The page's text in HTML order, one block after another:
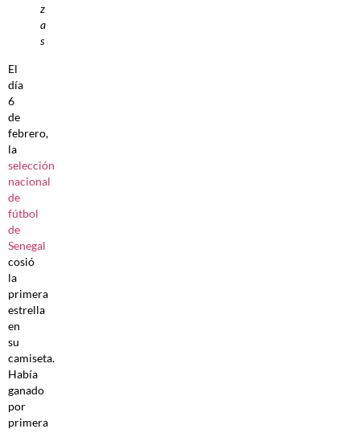
z
a
s
El
día
6
de
febrero,
la
selección
nacional
de
fútbol
de
Senegal
cosió
la
primera
estrella
en
su
camiseta.
Había
ganado
por
primera